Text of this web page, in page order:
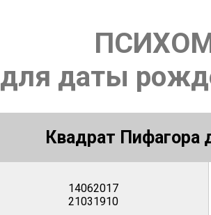
для даты
Квадрат Пифагора
14062017
21031910